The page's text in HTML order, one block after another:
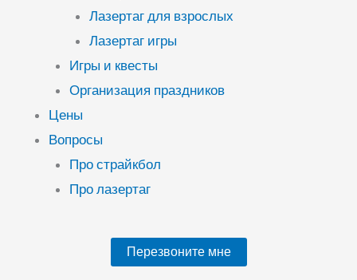
Лазертаг для взрослых
Лазертаг игры
Игры и квесты
Организация праздников
Цены
Вопросы
Про страйкбол
Про лазертаг
Перезвоните мне